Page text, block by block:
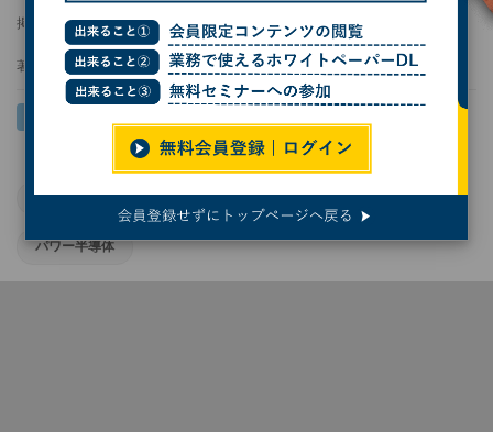
掲載日 2026/06/04 15:13
著者： 小林行雄
Infineon 車載半導体 自動車開発 電気自動車
パワー半導体